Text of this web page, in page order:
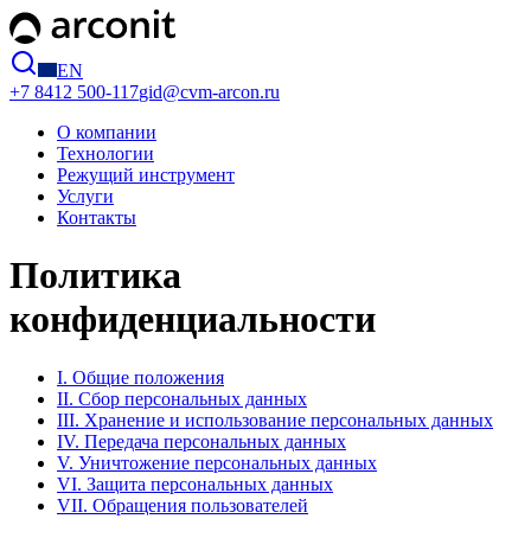
EN
+7 8412 500-117gid@cvm-arcon.ru
О компании
Технологии
Режущий инструмент
Услуги
Контакты
Политика
конфиденциальности
I. Общие положения
II. Сбор персональных данных
III. Хранение и использование персональных данных
IV. Передача персональных данных
V. Уничтожение персональных данных
VI. Защита персональных данных
VII. Обращения пользователей